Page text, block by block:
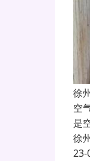
徐
空
是
徐
23-